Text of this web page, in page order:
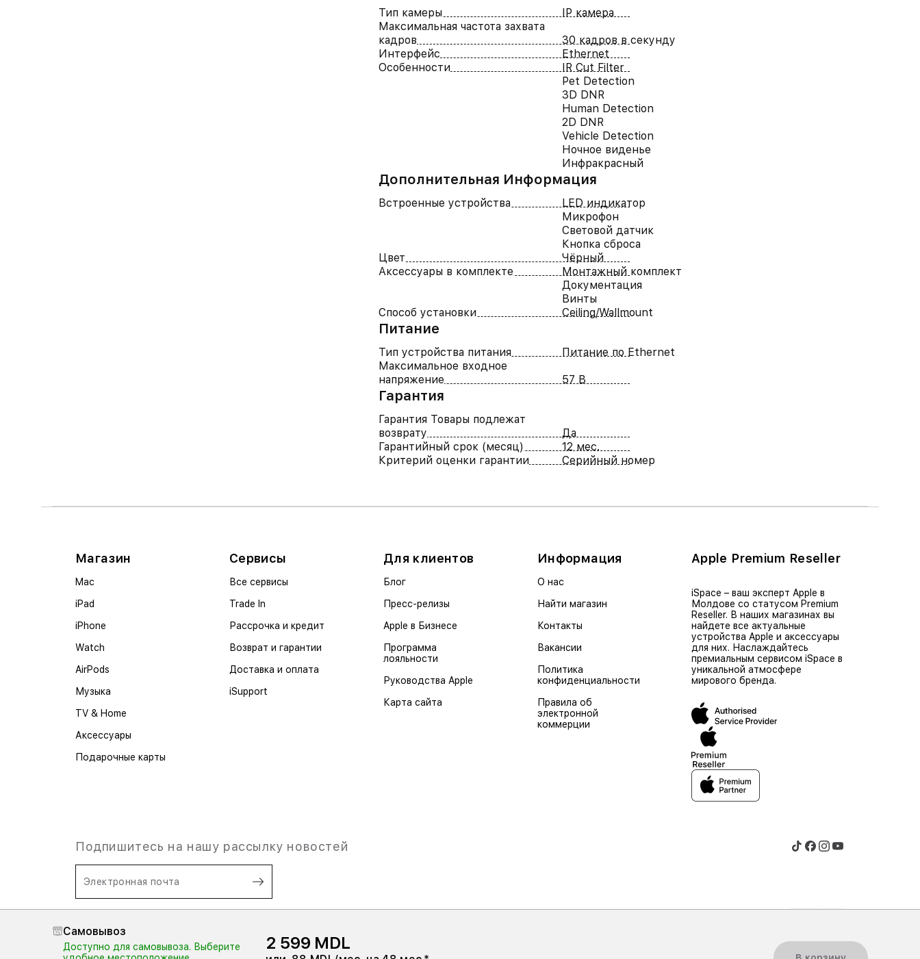
Тип камеры
IP камера
Максимальная частота захвата
кадров
30 кадров в секунду
Интерфейс
Ethernet
Особенности
IR Cut Filter
Pet Detection
3D DNR
Human Detection
2D DNR
Vehicle Detection
Ночное виденье
Инфракрасный
Дополнительная Информация
Встроенные устройства
LED индикатор
Микрофон
Световой датчик
Кнопка сброса
Цвет
Чёрный
Аксессуары в комплекте
Монтажный комплект
Документация
Винты
Способ установки
Ceiling/Wallmount
Питание
Тип устройства питания
Питание по Ethernet
Максимальное входное
напряжение
57 В
Гарантия
Гарантия Товары подлежат
возврату
Да
Гарантийный срок (месяц)
12 мес.
Критерий оценки гарантии
Серийный номер
Самовывоз
Доступно для самовывоза. Выберите
2 599 MDL
Магазин
Mac
iPad
iPhone
Watch
AirPods
Музыка
TV & Home
Аксессуары
Подарочные карты
Сервисы
Все сервисы
Trade In
Рассрочка и кредит
Возврат и гарантии
Доставка и оплата
iSupport
Для клиентов
Блог
Пресс-релизы
Apple в Бизнесе
Программа
лояльности
Руководства Apple
Карта сайта
Информация
О нас
Найти магазин
Контакты
Вакансии
Политика
конфиденциальности
Правила об
электронной
коммерции
Apple Premium Reseller
iSpace – ваш эксперт Apple в
Молдове со статусом Premium
Reseller. В наших магазинах вы
найдете все актуальные
устройства Apple и аксессуары
для них. Наслаждайтесь
премиальным сервисом iSpace в
уникальной атмосфере
мирового бренда.
Подпишитесь на нашу рассылку новостей
Электронная почта
персональных данных,
ознакомлен с Условиями
пользования.